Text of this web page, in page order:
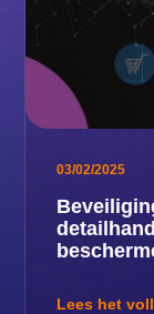
03/02/2025
Lees het